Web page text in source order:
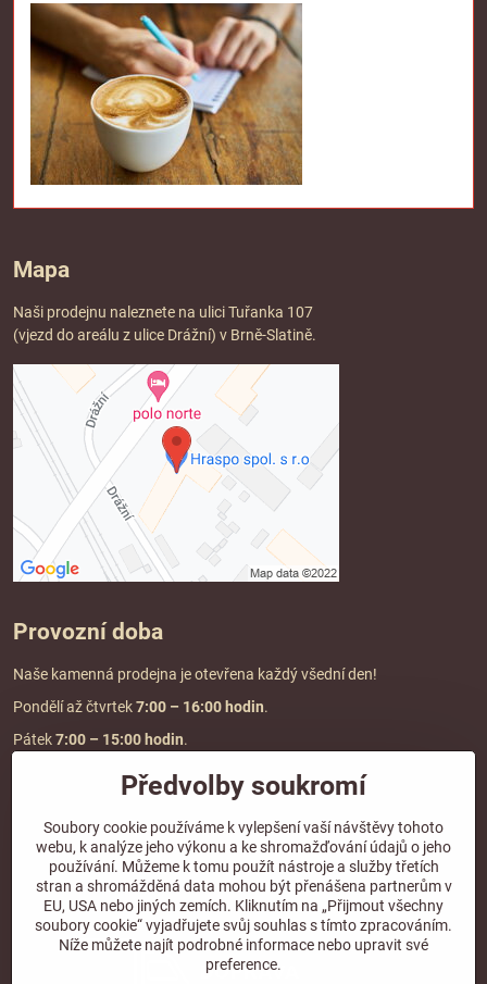
Mapa
Naši prodejnu naleznete na ulici Tuřanka 107
(vjezd do areálu z ulice Drážní) v Brně-Slatině.
Provozní doba
Naše kamenná prodejna je otevřena každý všední den!
Pondělí až čtvrtek7:00 – 16:00 hodin.
Pátek7:00 – 15:00 hodin.
Doprava a platba
DOPRAVA ZDARMA
při objednávce nad2000 Kč vč. DPH.
*Nevztahuje se na paletovou přepravu.
Předvolby soukromí
Soubory cookie používáme k vylepšení vaší návštěvy tohoto
webu, k analýze jeho výkonu a ke shromažďování údajů o jeho
používání. Můžeme k tomu použít nástroje a služby třetích
stran a shromážděná data mohou být přenášena partnerům v
EU, USA nebo jiných zemích. Kliknutím na „Přijmout všechny
soubory cookie“ vyjadřujete svůj souhlas s tímto zpracováním.
Níže můžete najít podrobné informace nebo upravit své
preference.